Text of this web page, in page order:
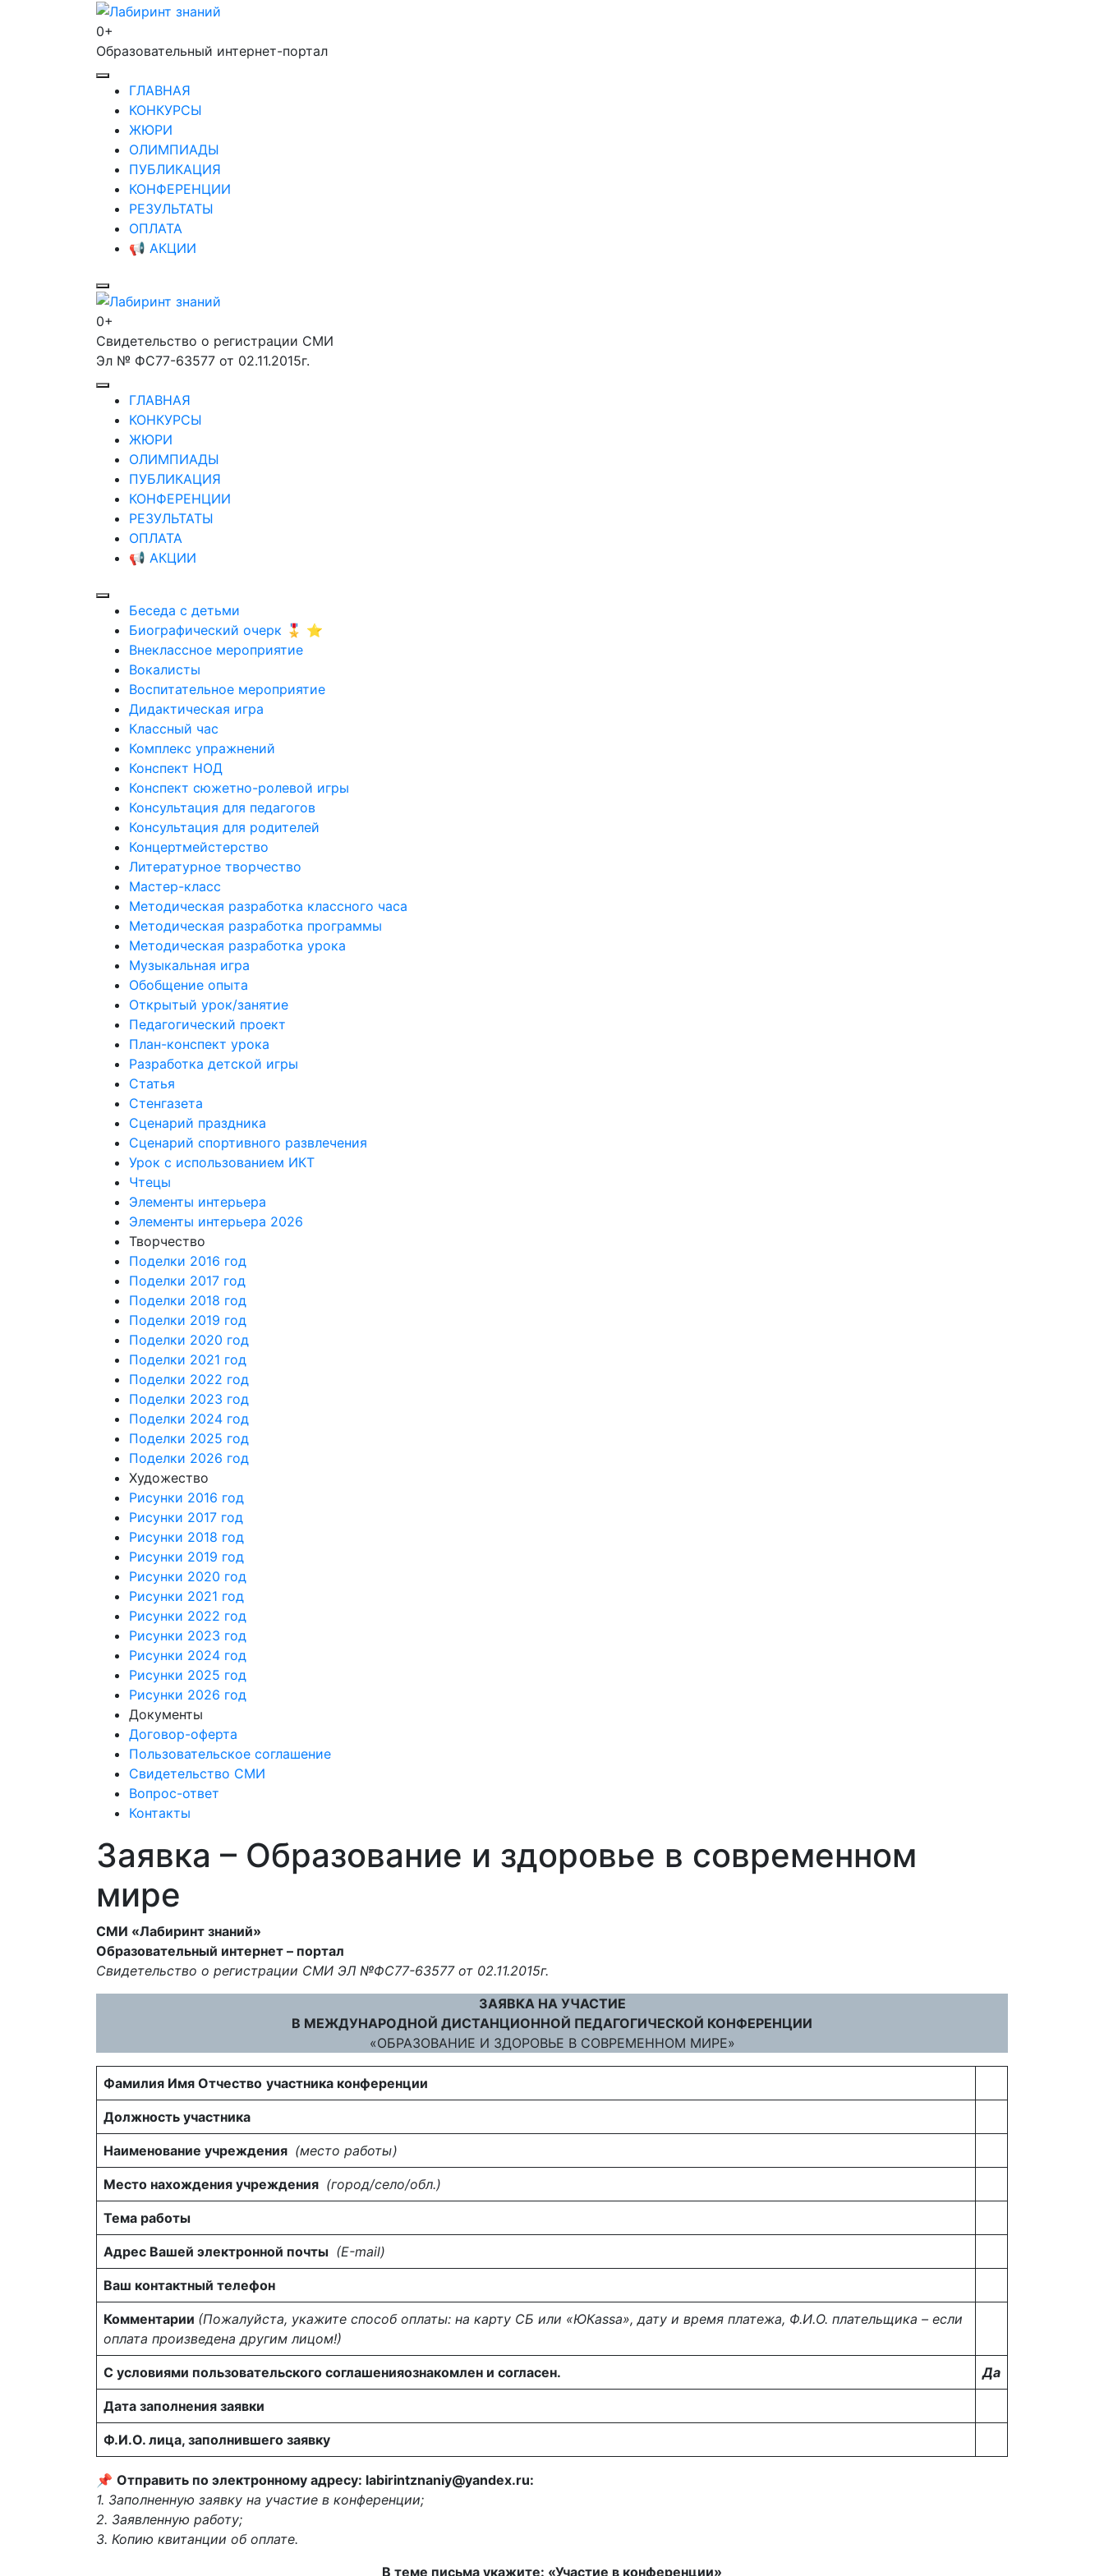
Лабиринт знаний
0+
Образовательный интернет-портал
ГЛАВНАЯ
КОНКУРСЫ
ЖЮРИ
ОЛИМПИАДЫ
ПУБЛИКАЦИЯ
КОНФЕРЕНЦИИ
РЕЗУЛЬТАТЫ
ОПЛАТА
📢 АКЦИИ
Лабиринт знаний
0+
Свидетельство о регистрации СМИ
Эл № ФС77-63577 от 02.11.2015г.
ГЛАВНАЯ
КОНКУРСЫ
ЖЮРИ
ОЛИМПИАДЫ
ПУБЛИКАЦИЯ
КОНФЕРЕНЦИИ
РЕЗУЛЬТАТЫ
ОПЛАТА
📢 АКЦИИ
Беседа с детьми
Биографический очерк 🎖️ ⭐
Внеклассное мероприятие
Вокалисты
Воспитательное мероприятие
Дидактическая игра
Классный час
Комплекс упражнений
Конспект НОД
Конспект сюжетно-ролевой игры
Консультация для педагогов
Консультация для родителей
Концертмейстерство
Литературное творчество
Мастер-класс
Методическая разработка классного часа
Методическая разработка программы
Методическая разработка урока
Музыкальная игра
Обобщение опыта
Открытый урок/занятие
Педагогический проект
План-конспект урока
Разработка детской игры
Статья
Стенгазета
Сценарий праздника
Сценарий спортивного развлечения
Урок с использованием ИКТ
Чтецы
Элементы интерьера
Элементы интерьера 2026
Творчество
Поделки 2016 год
Поделки 2017 год
Поделки 2018 год
Поделки 2019 год
Поделки 2020 год
Поделки 2021 год
Поделки 2022 год
Поделки 2023 год
Поделки 2024 год
Поделки 2025 год
Поделки 2026 год
Художество
Рисунки 2016 год
Рисунки 2017 год
Рисунки 2018 год
Рисунки 2019 год
Рисунки 2020 год
Рисунки 2021 год
Рисунки 2022 год
Рисунки 2023 год
Рисунки 2024 год
Рисунки 2025 год
Рисунки 2026 год
Документы
Договор-оферта
Пользовательское соглашение
Свидетельство СМИ
Вопрос-ответ
Контакты
Заявка – Образование и здоровье в современном
мире
СМИ «Лабиринт знаний»
Образовательный интернет – портал
Свидетельство о регистрации СМИ ЭЛ №ФС77-63577 от 02.11.2015г.
ЗАЯВКА НА УЧАСТИЕ
В МЕЖДУНАРОДНОЙ ДИСТАНЦИОННОЙ ПЕДАГОГИЧЕСКОЙ КОНФЕРЕНЦИИ
«ОБРАЗОВАНИЕ И ЗДОРОВЬЕ В СОВРЕМЕННОМ МИРЕ»
Фамилия Имя Отчество участника конференции
Должность участника
Наименование учреждения (место работы)
Место нахождения учреждения (город/село/обл.)
Тема работы
Адрес Вашей электронной почты (Е-mail)
Ваш контактный телефон
Комментарии (Пожалуйста, укажите способ оплаты: на карту СБ или «ЮКаssа», дату и время платежа, Ф.И.О. плательщика – если
оплата произведена другим лицом!)
С условиями пользовательского соглашенияознакомлен и согласен. Да
Дата заполнения заявки
Ф.И.О. лица, заполнившего заявку
📌 Отправить по электронному адресу: labirintznaniy@yandex.ru:
1. Заполненную заявку на участие в конференции;
2. Заявленную работу;
3. Копию квитанции об оплате.
В теме письма укажите: «Участие в конференции»